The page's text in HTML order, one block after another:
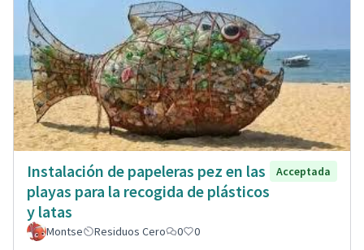
Instalación de papeleras pez en las
playas para la recogida de plásticos
y latas
Acceptada
Montse Residuos Cero 0 0